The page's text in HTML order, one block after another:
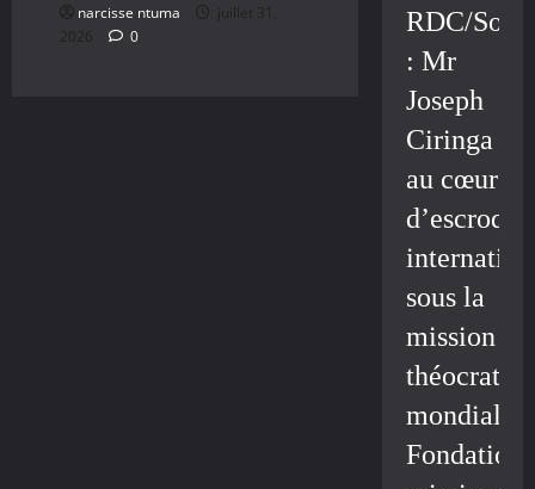
narcisse ntuma
juillet 31,
2026
0
RDC/
: Mr
Joseph
Ciringa
au cœur
sous la
mission
mondiale/
Fondation